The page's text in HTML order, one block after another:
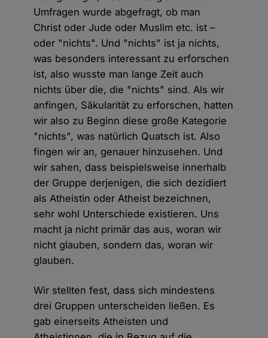
Umfragen wurde abgefragt, ob man
Christ oder Jude oder Muslim etc. ist –
oder "nichts". Und "nichts" ist ja nichts,
was besonders interessant zu erforschen
ist, also wusste man lange Zeit auch
nichts über die, die "nichts" sind. Als wir
anfingen, Säkularität zu erforschen, hatten
wir also zu Beginn diese große Kategorie
"nichts", was natürlich Quatsch ist. Also
fingen wir an, genauer hinzusehen. Und
wir sahen, dass beispielsweise innerhalb
der Gruppe derjenigen, die sich dezidiert
als Atheistin oder Atheist bezeichnen,
sehr wohl Unterschiede existieren. Uns
macht ja nicht primär das aus, woran wir
nicht glauben, sondern das, woran wir
glauben.
Wir stellten fest, dass sich mindestens
drei Gruppen unterscheiden ließen. Es
gab einerseits Atheisten und